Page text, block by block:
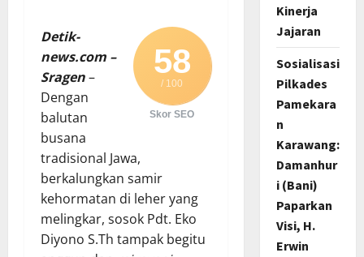
58
/ 100
Skor SEO
Detik-
news.com –
Sragen–
Dengan
balutan
busana
tradisional Jawa,
berkalungkan samir
kehormatan di leher yang
melingkar, sosok Pdt. Eko
Diyono S.Th tampak begitu
Kinerja
Jajaran
Sosialisasi
Pilkades
Pamekara
n
Karawang:
Damanhur
i (Bani)
Paparkan
Visi, H.
Erwin